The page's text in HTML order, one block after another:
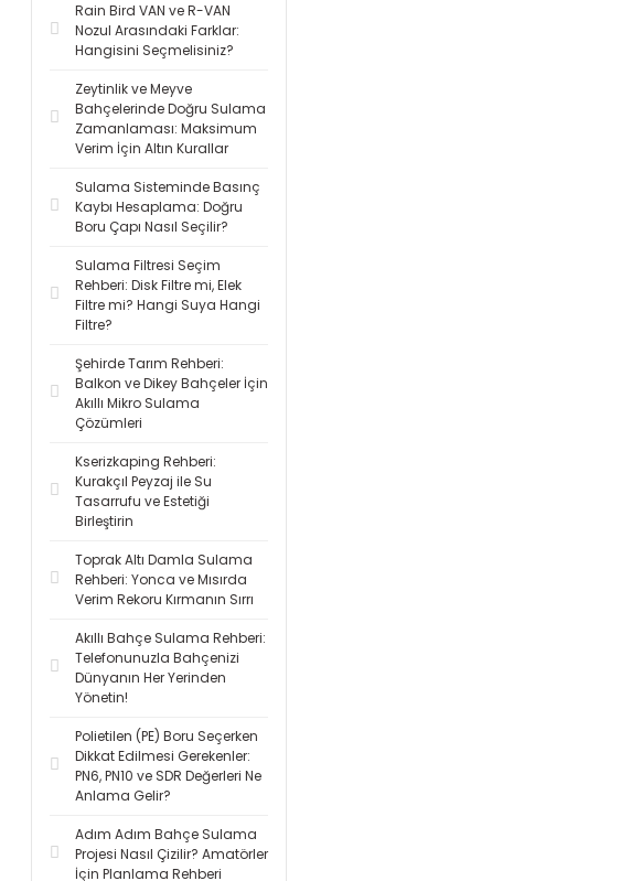
Rain Bird VAN ve R-VAN
Nozul Arasındaki Farklar:
Hangisini Seçmelisiniz?
Zeytinlik ve Meyve
Bahçelerinde Doğru Sulama
Zamanlaması: Maksimum
Verim İçin Altın Kurallar
Sulama Sisteminde Basınç
Kaybı Hesaplama: Doğru
Boru Çapı Nasıl Seçilir?
Sulama Filtresi Seçim
Rehberi: Disk Filtre mi, Elek
Filtre mi? Hangi Suya Hangi
Filtre?
Şehirde Tarım Rehberi:
Balkon ve Dikey Bahçeler İçin
Akıllı Mikro Sulama
Çözümleri
Kserizkaping Rehberi:
Kurakçıl Peyzaj ile Su
Tasarrufu ve Estetiği
Birleştirin
Toprak Altı Damla Sulama
Rehberi: Yonca ve Mısırda
Verim Rekoru Kırmanın Sırrı
Akıllı Bahçe Sulama Rehberi:
Telefonunuzla Bahçenizi
Dünyanın Her Yerinden
Yönetin!
Polietilen (PE) Boru Seçerken
Dikkat Edilmesi Gerekenler:
PN6, PN10 ve SDR Değerleri Ne
Anlama Gelir?
Adım Adım Bahçe Sulama
Projesi Nasıl Çizilir? Amatörler
İçin Planlama Rehberi